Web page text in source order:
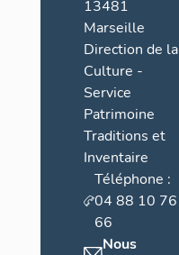
13481
Marseille
Direction de la
Culture -
Service
Patrimoine
Traditions et
Inventaire
Téléphone :
04 88 10 76
66
Nous